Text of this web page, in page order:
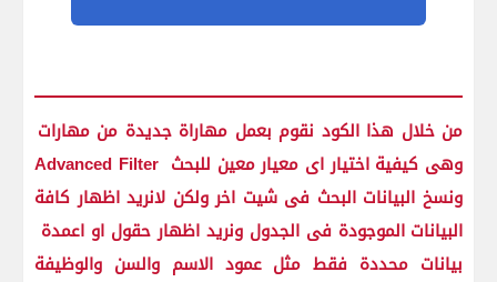
من خلال هذا الكود نقوم بعمل مهاراة جديدة من مهارات
Advanced Filter وهى كيفية اختيار اى معيار معين للبحث
ونسخ البيانات البحث فى شيت اخر ولكن لانريد اظهار كافة
البيانات الموجودة فى الجدول ونريد اظهار حقول او اعمدة
بيانات محددة فقط مثل عمود الاسم والسن والوظيفة